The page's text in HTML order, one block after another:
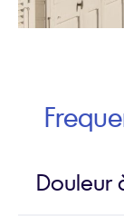
Douleur